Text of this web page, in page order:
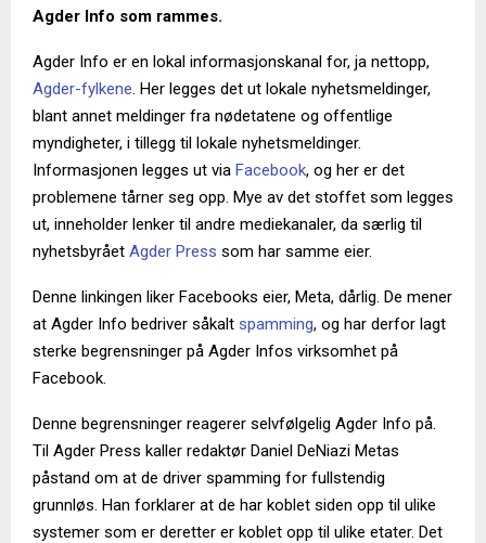
Agder Info som rammes.
Agder Info er en lokal informasjonskanal for, ja nettopp,
Agder-fylkene . Her legges det ut lokale nyhetsmeldinger,
blant annet meldinger fra nødetatene og offentlige
myndigheter, i tillegg til lokale nyhetsmeldinger.
Informasjonen legges ut via Facebook, og her er det
problemene tårner seg opp. Mye av det stoffet som legges
ut, inneholder lenker til andre mediekanaler, da særlig til
nyhetsbyrået Agder Press som har samme eier.
Denne linkingen liker Facebooks eier, Meta, dårlig. De mener
at Agder Info bedriver såkalt spamming, og har derfor lagt
sterke begrensninger på Agder Infos virksomhet på
Facebook.
Denne begrensninger reagerer selvfølgelig Agder Info på.
Til Agder Press kaller redaktør Daniel DeNiazi Metas
påstand om at de driver spamming for fullstendig
grunnløs. Han forklarer at de har koblet siden opp til ulike
systemer som er deretter er koblet opp til ulike etater. Det